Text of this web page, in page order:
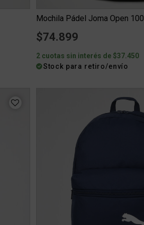
Mochila Pádel Joma Open 100
$74.899
2 cuotas sin interés de $37.450
Stock para retiro/envío